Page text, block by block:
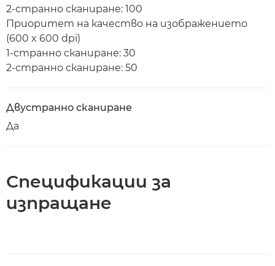
2-странно сканиране: 100
Приоритет на качество на изображението
(600 x 600 dpi)
1-странно сканиране: 30
2-странно сканиране: 50
Двустранно сканиране
Да
Спецификации за
изпращане